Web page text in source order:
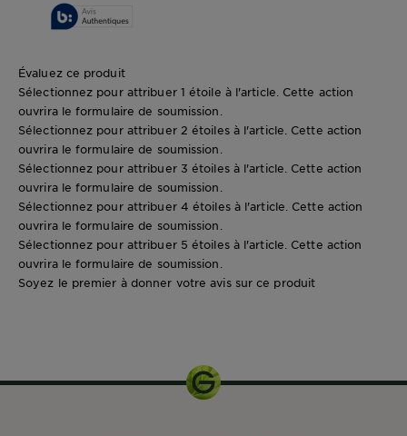
Évaluez ce produit
Sélectionnez pour attribuer 1 étoile à l'article. Cette action
ouvrira le formulaire de soumission.
Sélectionnez pour attribuer 2 étoiles à l'article. Cette action
ouvrira le formulaire de soumission.
Sélectionnez pour attribuer 3 étoiles à l'article. Cette action
ouvrira le formulaire de soumission.
Sélectionnez pour attribuer 4 étoiles à l'article. Cette action
ouvrira le formulaire de soumission.
Sélectionnez pour attribuer 5 étoiles à l'article. Cette action
ouvrira le formulaire de soumission.
Soyez le premier à donner votre avis sur ce produit